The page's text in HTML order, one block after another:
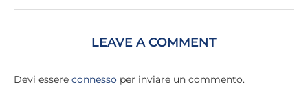
LEAVE A COMMENT
Devi essere connesso per inviare un commento.